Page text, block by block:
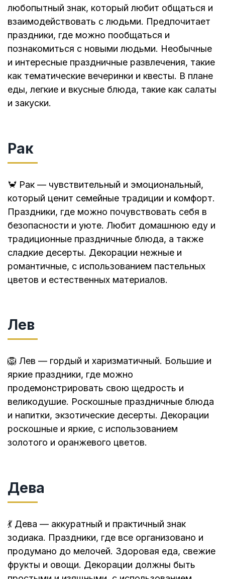
любопытный знак, который любит общаться и
взаимодействовать с людьми. Предпочитает
праздники, где можно пообщаться и
познакомиться с новыми людьми. Необычные
и интересные праздничные развлечения, такие
как тематические вечеринки и квесты. В плане
еды, легкие и вкусные блюда, такие как салаты
и закуски.
Рак
🦀 Рак — чувствительный и эмоциональный,
который ценит семейные традиции и комфорт.
Праздники, где можно почувствовать себя в
безопасности и уюте. Любит домашнюю еду и
традиционные праздничные блюда, а также
сладкие десерты. Декорации нежные и
романтичные, с использованием пастельных
цветов и естественных материалов.
Лев
🦁 Лев — гордый и харизматичный. Большие и
яркие праздники, где можно
продемонстрировать свою щедрость и
великодушие. Роскошные праздничные блюда
и напитки, экзотические десерты. Декорации
роскошные и яркие, с использованием
золотого и оранжевого цветов.
Дева
💃 Дева — аккуратный и практичный знак
зодиака. Праздники, где все организовано и
продумано до мелочей. Здоровая еда, свежие
фрукты и овощи. Декорации должны быть